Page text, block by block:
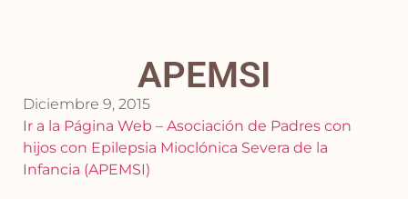
APEMSI
Diciembre 9, 2015
Ir a la Página Web – Asociación de Padres con
hijos con Epilepsia Mioclónica Severa de la
Infancia (APEMSI)